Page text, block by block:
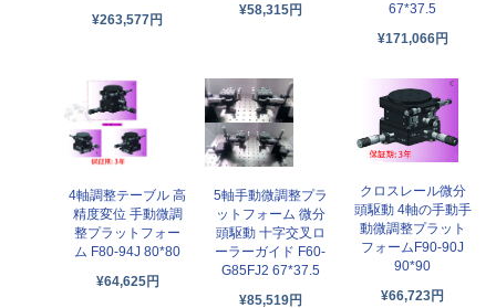
¥263,577円
¥58,315円
67*37.5
¥171,066円
4軸調整テーブル 高
精度変位 手動微調
整プラットフォー
ム F80-94J 80*80
¥64,625円
5軸手動微調整プラ
ットフォーム 微分
頭駆動 十字交叉ロ
ーラーガイド F60-
G85FJ2 67*37.5
¥85,519円
クロスレール微分
頭駆動 4軸の手動手
動微調整プラット
フォームF90-90J
90*90
¥66,723円